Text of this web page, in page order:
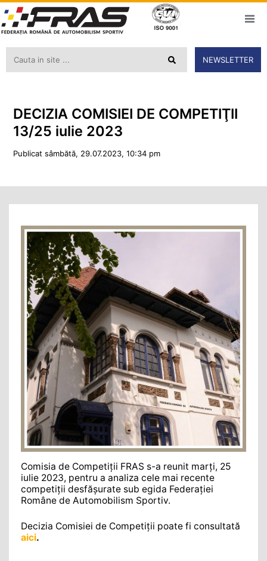
NEWSLETTER
DECIZIA COMISIEI DE COMPETIŢII
13/25 iulie 2023
Publicat sâmbătă, 29.07.2023, 10:34 pm
Comisia de Competiții FRAS s-a reunit marţi, 25
iulie 2023, pentru a analiza cele mai recente
competiţii desfăşurate sub egida Federaţiei
Române de Automobilism Sportiv.
Decizia Comisiei de Competiţii poate fi consultată
aici.